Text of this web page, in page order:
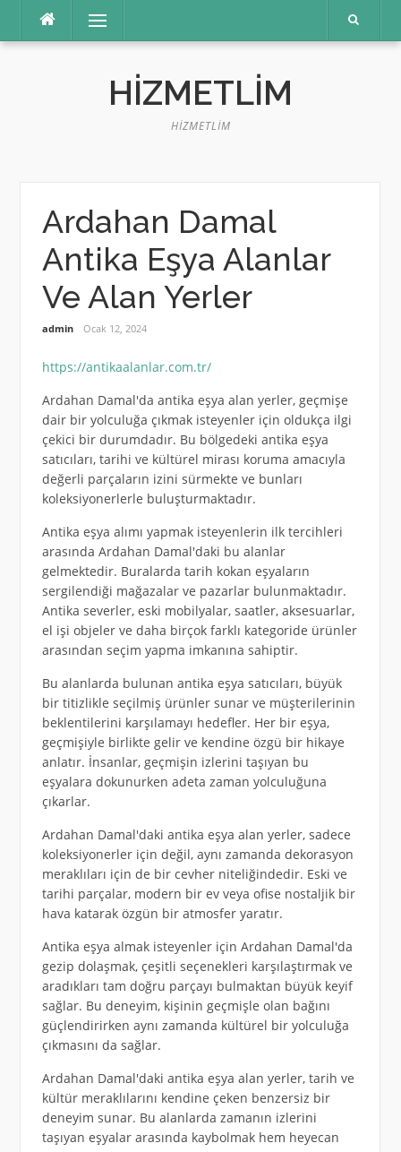
Menü
HIZMETLIM
HIZMETLIM
Ardahan Damal
Antika Eşya Alanlar
Ve Alan Yerler
admin Ocak 12, 2024
https://antikaalanlar.com.tr/
Ardahan Damal'da antika eşya alan yerler, geçmişe
dair bir yolculuğa çıkmak isteyenler için oldukça ilgi
çekici bir durumdadır. Bu bölgedeki antika eşya
satıcıları, tarihi ve kültürel mirası koruma amacıyla
değerli parçaların izini sürmekte ve bunları
koleksiyonerlerle buluşturmaktadır.
Antika eşya alımı yapmak isteyenlerin ilk tercihleri
arasında Ardahan Damal'daki bu alanlar
gelmektedir. Buralarda tarih kokan eşyaların
sergilendiği mağazalar ve pazarlar bulunmaktadır.
Antika severler, eski mobilyalar, saatler, aksesuarlar,
el işi objeler ve daha birçok farklı kategoride ürünler
arasından seçim yapma imkanına sahiptir.
Bu alanlarda bulunan antika eşya satıcıları, büyük
bir titizlikle seçilmiş ürünler sunar ve müşterilerinin
beklentilerini karşılamayı hedefler. Her bir eşya,
geçmişiyle birlikte gelir ve kendine özgü bir hikaye
anlatır. İnsanlar, geçmişin izlerini taşıyan bu
eşyalara dokunurken adeta zaman yolculuğuna
çıkarlar.
Ardahan Damal'daki antika eşya alan yerler, sadece
koleksiyonerler için değil, aynı zamanda dekorasyon
meraklıları için de bir cevher niteliğindedir. Eski ve
tarihi parçalar, modern bir ev veya ofise nostaljik bir
hava katarak özgün bir atmosfer yaratır.
Antika eşya almak isteyenler için Ardahan Damal'da
gezip dolaşmak, çeşitli seçenekleri karşılaştırmak ve
aradıkları tam doğru parçayı bulmaktan büyük keyif
sağlar. Bu deneyim, kişinin geçmişle olan bağını
güçlendirirken aynı zamanda kültürel bir yolculuğa
çıkmasını da sağlar.
Ardahan Damal'daki antika eşya alan yerler, tarih ve
kültür meraklılarını kendine çeken benzersiz bir
deneyim sunar. Bu alanlarda zamanın izlerini
taşıyan eşyalar arasında kaybolmak hem heyecan